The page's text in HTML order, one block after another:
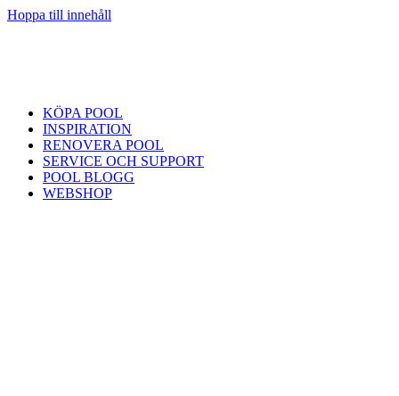
Hoppa till innehåll
KÖPA POOL
INSPIRATION
RENOVERA POOL
SERVICE OCH SUPPORT
POOL BLOGG
WEBSHOP